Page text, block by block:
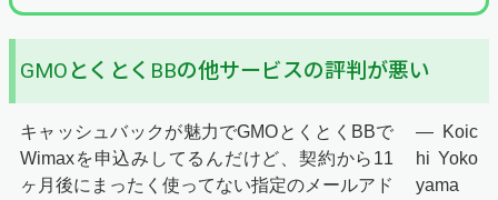
GMOとくとくBBの他サービスの評判が悪い
キャッシュバックが魅力でGMOとくとくBBで
Wimaxを申込みしてるんだけど、契約から11
ヶ月後にまったく使ってない指定のメールアド
— Koic
hi Yoko
yama